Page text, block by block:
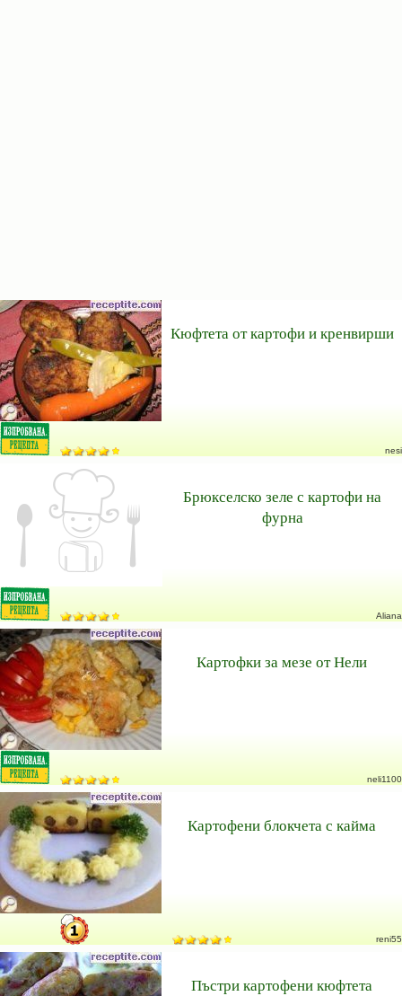
Кюфтета от картофи и кренвирши
nesi
Брюкселско зеле с картофи на
фурна
Aliana
Картофки за мезе от Нели
neli1100
Картофени блокчета с кайма
reni55
Пъстри картофени кюфтета